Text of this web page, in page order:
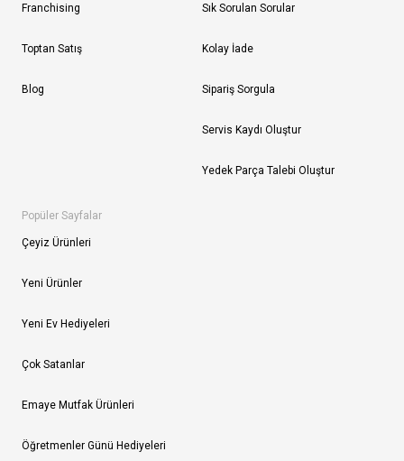
Franchising
Toptan Satış
Blog
Sık Sorulan Sorular
Kolay İade
Sipariş Sorgula
Servis Kaydı Oluştur
Yedek Parça Talebi Oluştur
Popüler Sayfalar
Çeyiz Ürünleri
Yeni Ürünler
Yeni Ev Hediyeleri
Çok Satanlar
Emaye Mutfak Ürünleri
Öğretmenler Günü Hediyeleri